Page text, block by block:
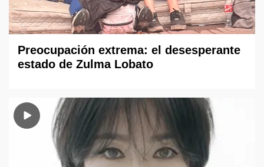
Preocupación extrema: el desesperante
estado de Zulma Lobato